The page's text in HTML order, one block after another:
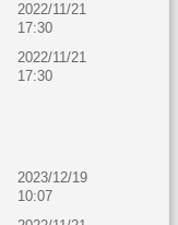
2022/11/21
17:30
2022/11/21
17:30
2023/12/19
10:07